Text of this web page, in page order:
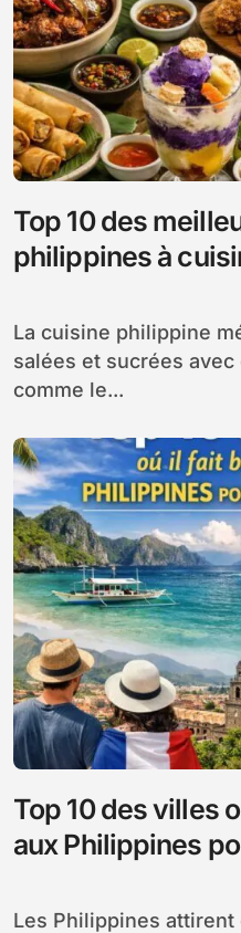
Top 10 des
philippines à
La cuisine philippine mélange saveurs aigres,
salées et sucrées
comme le...
Top 10 des villes
aux Philippines
Les Philippines attirent chaque année davantage